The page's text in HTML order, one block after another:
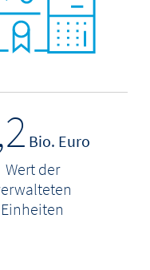
Bio. Euro
Wert der
Einheiten